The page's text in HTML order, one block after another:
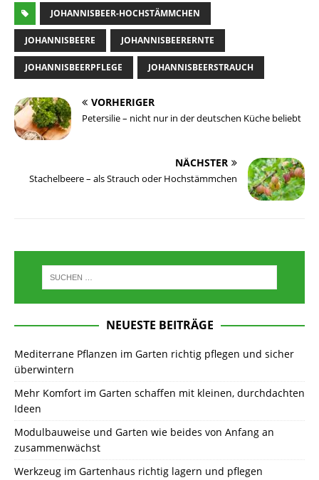
JOHANNISBEER-HOCHSTÄMMCHEN
JOHANNISBEERE JOHANNISBEERERNTE
JOHANNISBEERPFLEGE JOHANNISBEERSTRAUCH
VORHERIGER
Petersilie – nicht nur in der deutschen Küche beliebt
NÄCHSTER
Stachelbeere – als Strauch oder Hochstämmchen
NEUESTE BEITRÄGE
Mediterrane Pflanzen im Garten richtig pflegen und sicher
überwintern
Mehr Komfort im Garten schaffen mit kleinen, durchdachten
Ideen
Modulbauweise und Garten wie beides von Anfang an
zusammenwächst
Werkzeug im Gartenhaus richtig lagern und pflegen